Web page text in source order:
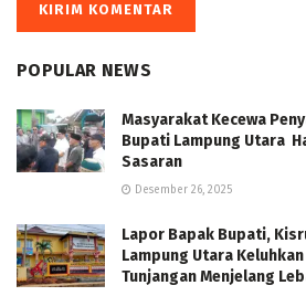
POPULAR NEWS
Masyarakat Kecewa
Bupati Lampung Utara
Sasaran
Desember 26, 2025
Lapor Bapak Bupati,
Lampung Utara
Tunjangan Menjelang